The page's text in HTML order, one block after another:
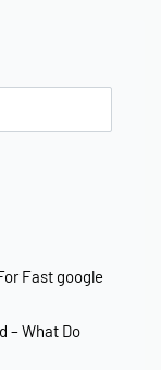
Fast google
– What Do